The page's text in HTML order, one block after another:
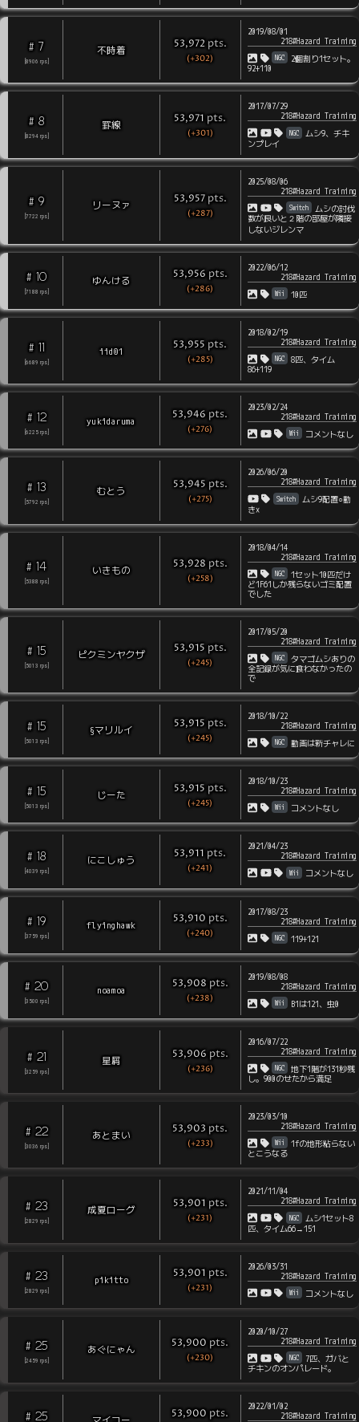
# 7
8906 rps
不時着 53,972 pts.
(+302)
2019/08/01
218#Hazard Training
NGC
2個割り1セット。
92+110
# 8
8294 rps
罫線 53,971 pts.
(+301)
2017/07/29
218#Hazard Training
NGC
ムシ9、チキ
ンプレイ
# 9
7722 rps
リーヌァ 53,957 pts.
(+287)
2025/08/06
218#Hazard Training
Switch
ムシの討伐
数が良いと２階の部屋が隣接
しないジレンマ
# 10
7188 rps
ゆんける 53,956 pts.
(+286)
2022/06/12
218#Hazard Training
Wii 10匹
# 11
6689 rps
iid01 53,955 pts.
(+285)
2018/02/19
218#Hazard Training
NGC
8匹、タイム
86+119
# 12
6225 rps
yukidaruma 53,946 pts.
(+276)
2023/02/24
218#Hazard Training
Wii コメントなし
# 13
5792 rps
むとう 53,945 pts.
(+275)
2026/06/20
218#Hazard Training
Switch
ムシ9配置○動
き×
# 14
5388 rps
いきもの 53,928 pts.
(+258)
2018/04/14
218#Hazard Training
NGC
1セット10匹だけ
ど1F61しか残らないゴミ配置
でした
# 15
5013 rps
ピクミンヤクザ 53,915 pts.
(+245)
2017/05/20
218#Hazard Training
NGC
タマゴムシありの
全記録が気に食わなかったの
で
# 15
5013 rps
§マリルイ 53,915 pts.
(+245)
2018/10/22
218#Hazard Training
NGC 動画は新チャレに
# 15
5013 rps
じーた 53,915 pts.
(+245)
2018/10/23
218#Hazard Training
Wii コメントなし
# 18
4039 rps
にこしゅう 53,911 pts.
(+241)
2021/04/23
218#Hazard Training
Wii コメントなし
# 19
3759 rps
flyinghawk 53,910 pts.
(+240)
2017/08/23
218#Hazard Training
NGC 119+121
# 20
3500 rps
noamoa 53,908 pts.
(+238)
2019/08/08
218#Hazard Training
Wii B1は121、虫0
# 21
3259 rps
星屑 53,906 pts.
(+236)
2016/07/22
218#Hazard Training
NGC
地下1階が131秒残
し。900のせたから満足
# 22
3036 rps
あとまい 53,903 pts.
(+233)
2023/03/10
218#Hazard Training
Wii
1fの地形粘らない
とこうなる
# 23
2829 rps
成夏ローグ 53,901 pts.
(+231)
2021/11/04
218#Hazard Training
NGC
ムシ1セット8
匹、タイム66→151
# 23
2829 rps
pikitto 53,901 pts.
(+231)
2026/03/31
218#Hazard Training
Wii コメントなし
# 25
2459 rps
あぐにゃん 53,900 pts.
(+230)
2020/10/27
218#Hazard Training
NGC
7匹、ガバと
チキンのオンパレード。
# 25 53,900 pts.
2022/01/02
218#Hazard Training